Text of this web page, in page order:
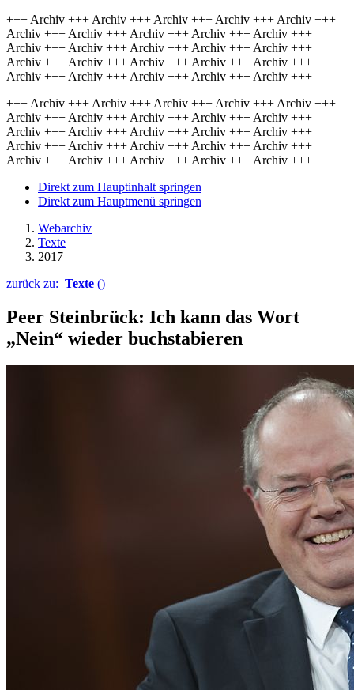
+++ Archiv +++ Archiv +++ Archiv +++ Archiv +++ Archiv +++
Archiv +++ Archiv +++ Archiv +++ Archiv +++ Archiv +++
Archiv +++ Archiv +++ Archiv +++ Archiv +++ Archiv +++
Archiv +++ Archiv +++ Archiv +++ Archiv +++ Archiv +++
Archiv +++ Archiv +++ Archiv +++ Archiv +++ Archiv +++
+++ Archiv +++ Archiv +++ Archiv +++ Archiv +++ Archiv +++
Archiv +++ Archiv +++ Archiv +++ Archiv +++ Archiv +++
Archiv +++ Archiv +++ Archiv +++ Archiv +++ Archiv +++
Archiv +++ Archiv +++ Archiv +++ Archiv +++ Archiv +++
Archiv +++ Archiv +++ Archiv +++ Archiv +++ Archiv +++
Direkt zum Hauptinhalt springen
Direkt zum Hauptmenü springen
Webarchiv
Texte
2017
zurück zu: Texte ()
Peer Steinbrück: Ich kann das Wort
„Nein“ wieder buchstabieren